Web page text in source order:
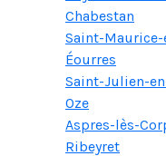
Chabestan
Saint-
Éourres
Saint-Julien-
Oze
Aspres-lès-
Ribeyret